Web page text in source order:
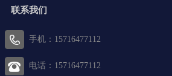
联系我们
手机：15716477112
电话：15716477112